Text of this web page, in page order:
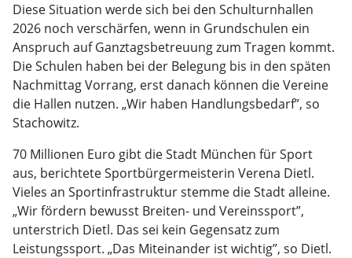
Diese Situation werde sich bei den Schulturnhallen
2026 noch verschärfen, wenn in Grundschulen ein
Anspruch auf Ganztagsbetreuung zum Tragen kommt.
Die Schulen haben bei der Belegung bis in den späten
Nachmittag Vorrang, erst danach können die Vereine
die Hallen nutzen. „Wir haben Handlungsbedarf”, so
Stachowitz.
70 Millionen Euro gibt die Stadt München für Sport
aus, berichtete Sportbürgermeisterin Verena Dietl.
Vieles an Sportinfrastruktur stemme die Stadt alleine.
„Wir fördern bewusst Breiten- und Vereinssport”,
unterstrich Dietl. Das sei kein Gegensatz zum
Leistungssport. „Das Miteinander ist wichtig”, so Dietl.